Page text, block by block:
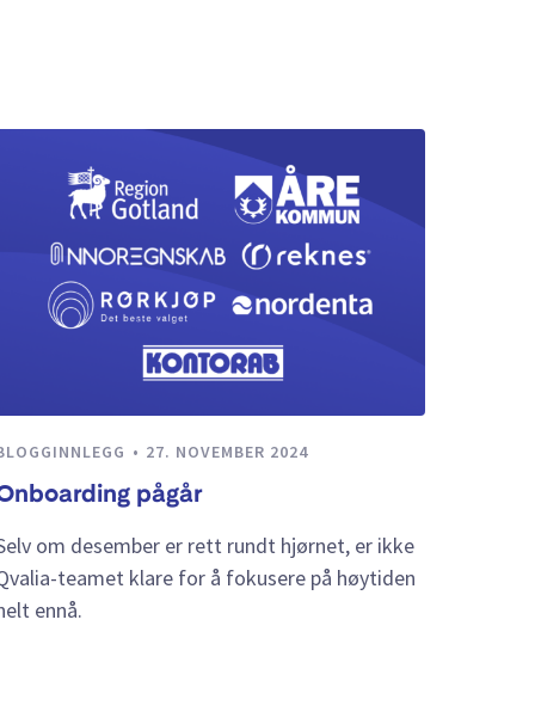
27. NOVEMBER 2024
pågår
om desember er rett rundt hjørnet, er ikke
teamet klare for å fokusere på høytiden
ennå.